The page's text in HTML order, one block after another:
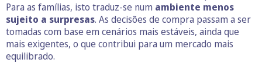
Para as famílias, isto traduz-se num ambiente menos
sujeito a surpresas. As decisões de compra passam a ser
tomadas com base em cenários mais estáveis, ainda que
mais exigentes, o que contribui para um mercado mais
equilibrado.